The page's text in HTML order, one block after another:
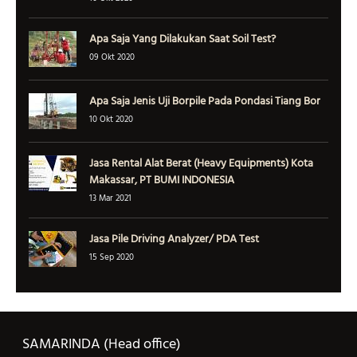
Apa Saja Yang Dilakukan Saat Soil Test?
09 Okt 2020
Apa Saja Jenis Uji Borpile Pada Pondasi Tiang Bor
10 Okt 2020
Jasa Rental Alat Berat (Heavy Equipments) Kota
Makassar, PT BUMI INDONESIA
13 Mar 2021
Jasa Pile Driving Analyzer/ PDA Test
15 Sep 2020
SAMARINDA (Head office)